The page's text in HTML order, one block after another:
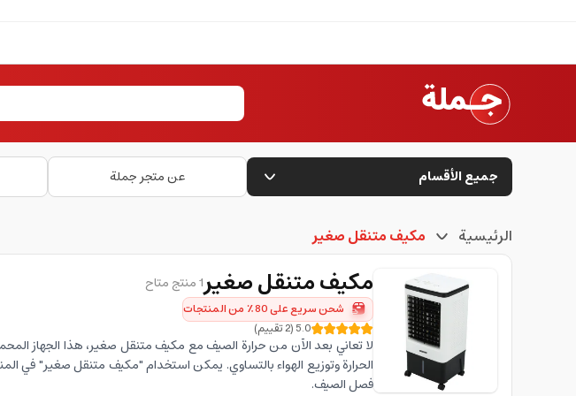
جميع الأقسام عن متجر جملة
الرئيسية مكيف متنقل صغير
مكيف متنقل صغير1 منتج متاح
شحن سريع على 80٪ من المنتجات
5.0
(
2تقييم)
لا تعاني بعد الآن من حرارة الصيف مع مكيف متنقل صغير، هذا الجهاز
الحرارة وتوزيع الهواء بالتساوي. يمكن استخدام "مكيف متنقل صغير" في
فصل الصيف.